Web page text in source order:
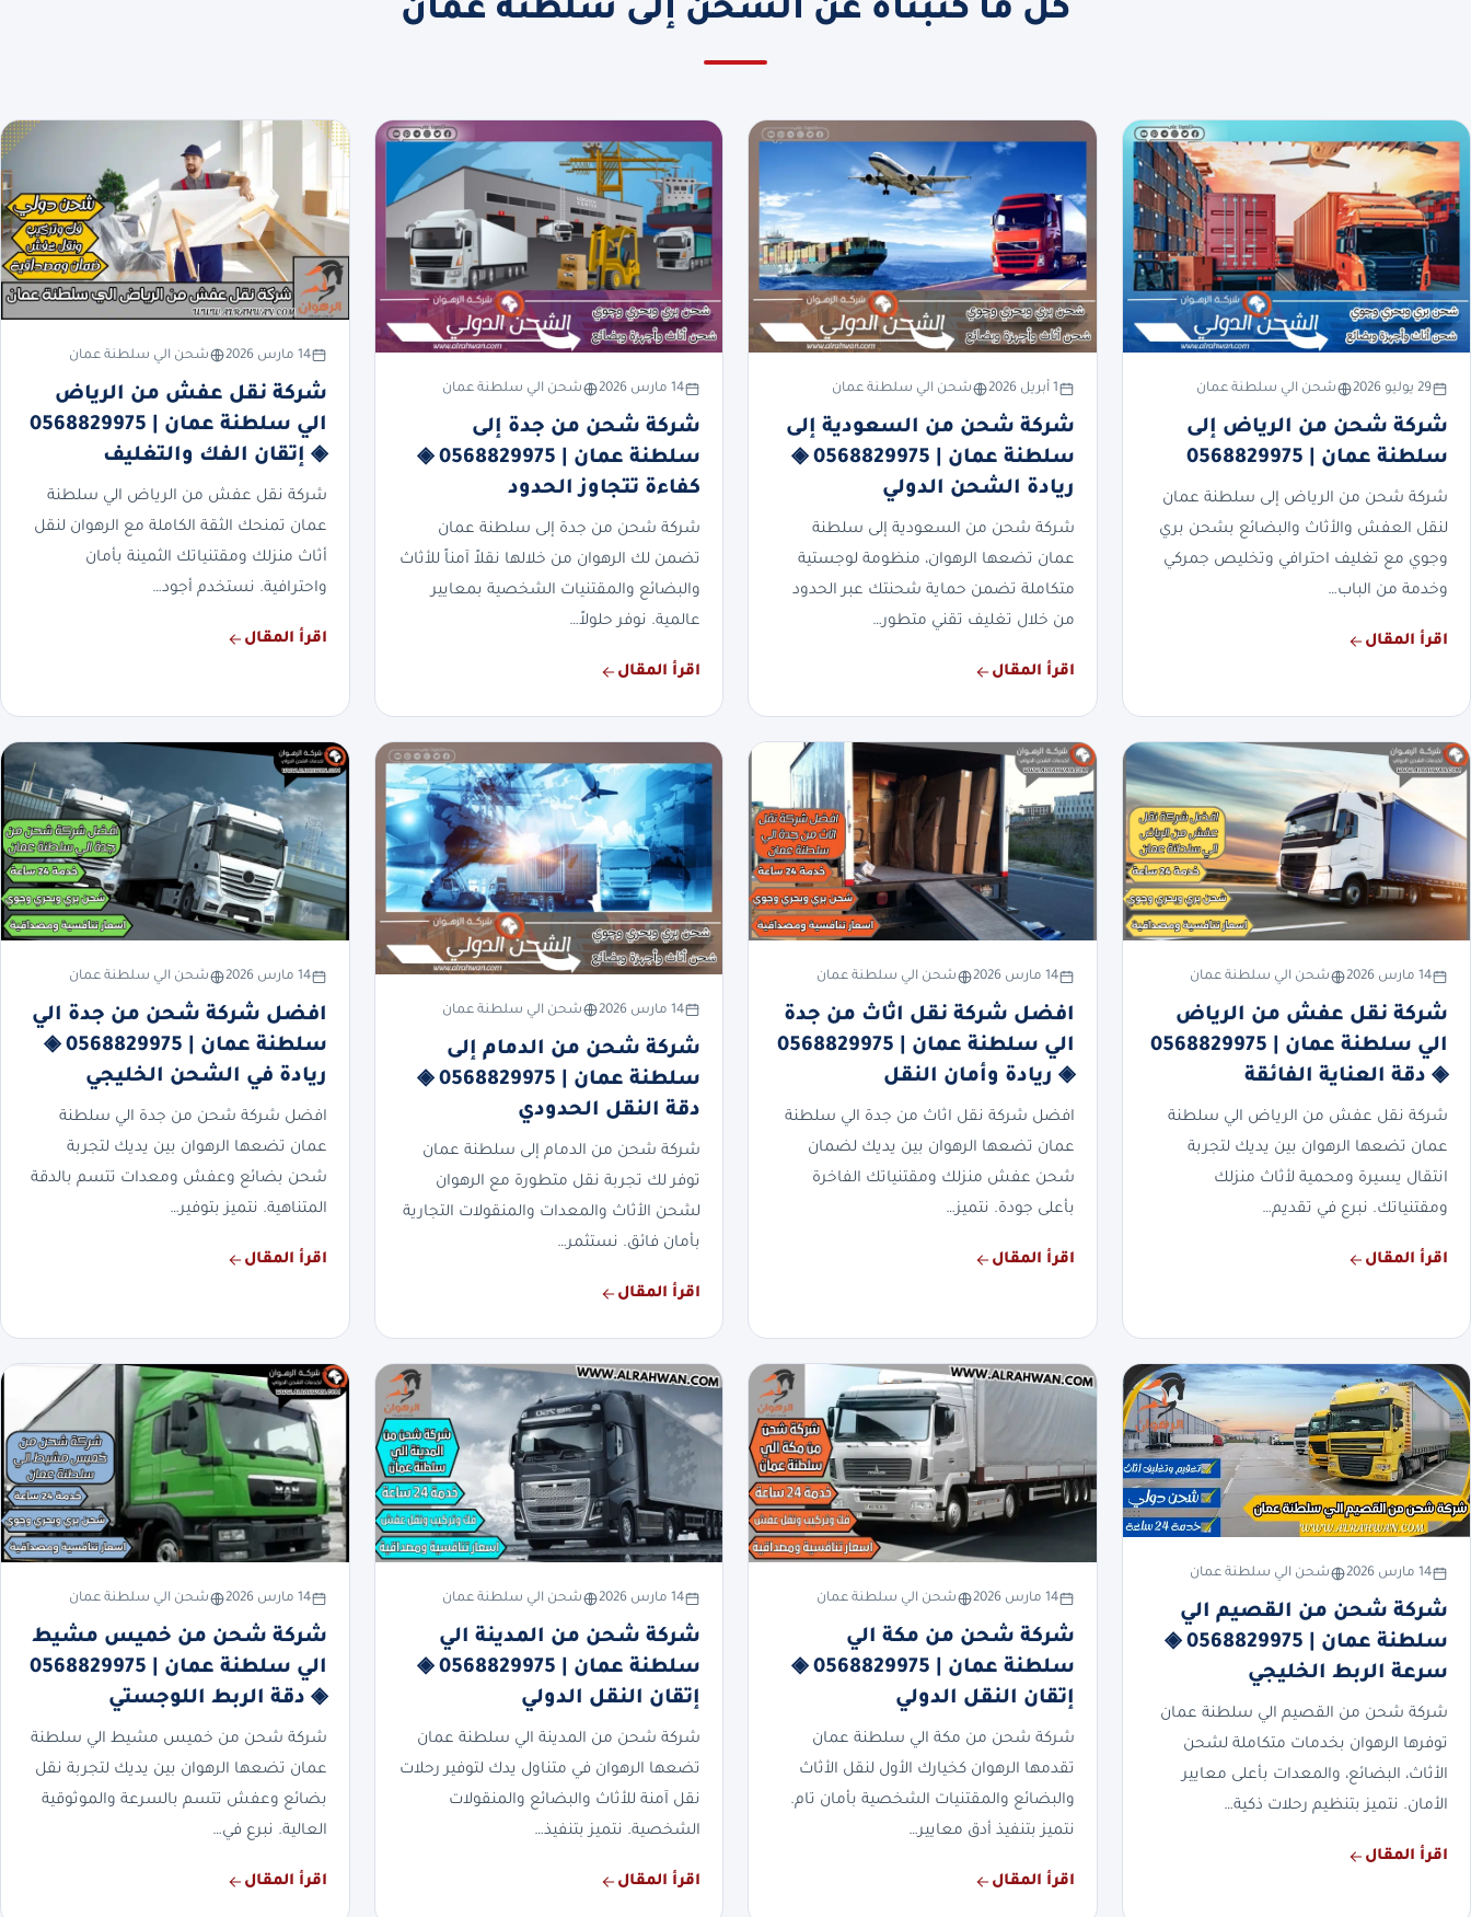
كل ما كتبناه عن الشحن إلى سلطنة عمان
29 يوليو 2026 شحن الي سلطنة عمان
شركة شحن من الرياض إلى
سلطنة عمان | 0568829975
شركة شحن من الرياض إلى سلطنة عمان
لنقل العفش والأثاث والبضائع بشحن بري
وجوي مع تغليف احترافي وتخليص جمركي
وخدمة من الباب…
اقرأ المقال
1 أبريل 2026 شحن الي سلطنة عمان
شركة شحن من السعودية إلى
سلطنة عمان | 0568829975 ◈
ريادة الشحن الدولي
شركة شحن من السعودية إلى سلطنة
عمان تضعها الرهوان، منظومة لوجستية
متكاملة تضمن حماية شحنتك عبر الحدود
من خلال تغليف تقني متطور…
اقرأ المقال
14 مارس 2026 شحن الي سلطنة عمان
شركة شحن من جدة إلى
سلطنة عمان | 0568829975 ◈
كفاءة تتجاوز الحدود
شركة شحن من جدة إلى سلطنة عمان
تضمن لك الرهوان من خلالها نقلاً آمناً للأثاث
والبضائع والمقتنيات الشخصية بمعايير
عالمية. نوفر حلولاً…
اقرأ المقال
14 مارس 2026 شحن الي سلطنة عمان
شركة نقل عفش من الرياض
الي سلطنة عمان | 0568829975
◈ إتقان الفك والتغليف
شركة نقل عفش من الرياض الي سلطنة
عمان تمنحك الثقة الكاملة مع الرهوان لنقل
أثاث منزلك ومقتنياتك الثمينة بأمان
واحترافية. نستخدم أجود…
اقرأ المقال
14 مارس 2026 شحن الي سلطنة عمان
شركة نقل عفش من الرياض
الي سلطنة عمان | 0568829975
◈ دقة العناية الفائقة
شركة نقل عفش من الرياض الي سلطنة
عمان تضعها الرهوان بين يديك لتجربة
انتقال يسيرة ومحمية لأثاث منزلك
ومقتنياتك. نبرع في تقديم…
اقرأ المقال
14 مارس 2026 شحن الي سلطنة عمان
افضل شركة نقل اثاث من جدة
الي سلطنة عمان | 0568829975
◈ ريادة وأمان النقل
افضل شركة نقل اثاث من جدة الي سلطنة
عمان تضعها الرهوان بين يديك لضمان
شحن عفش منزلك ومقتنياتك الفاخرة
بأعلى جودة. نتميز…
اقرأ المقال
14 مارس 2026 شحن الي سلطنة عمان
شركة شحن من الدمام إلى
سلطنة عمان | 0568829975 ◈
دقة النقل الحدودي
شركة شحن من الدمام إلى سلطنة عمان
توفر لك تجربة نقل متطورة مع الرهوان
لشحن الأثاث والمعدات والمنقولات التجارية
بأمان فائق. نستثمر…
اقرأ المقال
14 مارس 2026 شحن الي سلطنة عمان
افضل شركة شحن من جدة الي
سلطنة عمان | 0568829975 ◈
ريادة في الشحن الخليجي
افضل شركة شحن من جدة الي سلطنة
عمان تضعها الرهوان بين يديك لتجربة
شحن بضائع وعفش ومعدات تتسم بالدقة
المتناهية. نتميز بتوفير…
اقرأ المقال
14 مارس 2026 شحن الي سلطنة عمان
شركة شحن من القصيم الي
سلطنة عمان | 0568829975 ◈
سرعة الربط الخليجي
شركة شحن من القصيم الي سلطنة عمان
توفرها الرهوان بخدمات متكاملة لشحن
الأثاث، البضائع، والمعدات بأعلى معايير
الأمان. نتميز بتنظيم رحلات ذكية…
اقرأ المقال
14 مارس 2026 شحن الي سلطنة عمان
شركة شحن من مكة الي
سلطنة عمان | 0568829975 ◈
إتقان النقل الدولي
شركة شحن من مكة الي سلطنة عمان
تقدمها الرهوان كخيارك الأول لنقل الأثاث
والبضائع والمقتنيات الشخصية بأمان تام.
نتميز بتنفيذ أدق معايير…
اقرأ المقال
14 مارس 2026 شحن الي سلطنة عمان
شركة شحن من المدينة الي
سلطنة عمان | 0568829975 ◈
إتقان النقل الدولي
شركة شحن من المدينة الي سلطنة عمان
تضعها الرهوان في متناول يدك لتوفير رحلات
نقل آمنة للأثاث والبضائع والمنقولات
الشخصية. نتميز بتنفيذ…
اقرأ المقال
14 مارس 2026 شحن الي سلطنة عمان
شركة شحن من خميس مشيط
الي سلطنة عمان | 0568829975
◈ دقة الربط اللوجستي
شركة شحن من خميس مشيط الي سلطنة
عمان تضعها الرهوان بين يديك لتجربة نقل
بضائع وعفش تتسم بالسرعة والموثوقية
العالية. نبرع في…
اقرأ المقال